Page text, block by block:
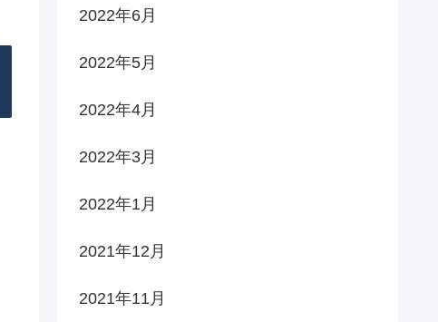
2022年6月
2022年5月
2022年4月
2022年3月
2022年1月
2021年12月
2021年11月